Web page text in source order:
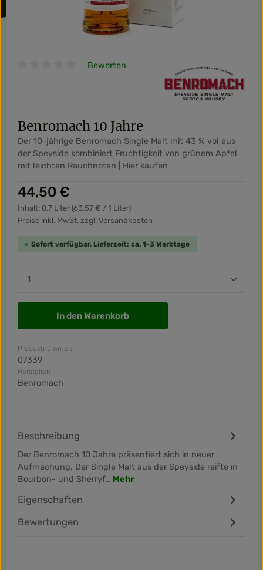
Durchschnittliche Bewertung von 0 von 5 Sternen
Bewerten
Benromach 10 Jahre
Der 10-jährige Benromach Single Malt mit 43 % vol aus
der Speyside kombiniert Fruchtigkeit von grünem Apfel
mit leichten Rauchnoten | Hier kaufen
Regulärer Preis:
44,50 €
Inhalt: 0.7 Liter (63,57 € / 1 Liter)
Preise inkl. MwSt. zzgl. Versandkosten
Sofort verfügbar, Lieferzeit: ca. 1-3 Werktage
Produkt Anzahl: Gib den gewünschten Wert
In den Warenkorb
Produktnummer:
07339
Hersteller:
Benromach
Beschreibung
Der Benromach 10 Jahre präsentiert sich in neuer
Aufmachung. Der Single Malt aus der Speyside reifte in
Bourbon- und Sherryf… Mehr
Eigenschaften
Bewertungen